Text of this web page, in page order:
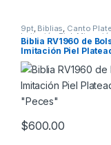
9pt, Biblias, Canto
Imitación Piel ,
Plateado, Reina Valera
Tamaño Bolsillo
Biblia RV1960 de
Imitación Piel
“Peces”
$600.00